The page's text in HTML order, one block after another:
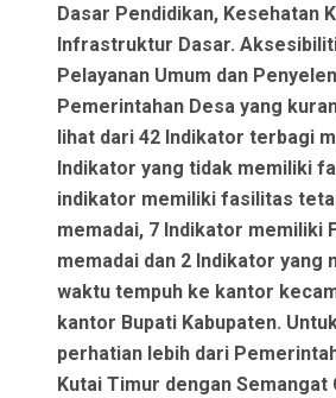
Dasar Pendidikan, Kesehatan
Infrastruktur Dasar.
Pelayanan Umum dan
Pemerintahan Desa yang
lihat dari 42 Indikator terbagi
Indikator yang tidak memiliki
indikator memiliki fasilitas
memadai, 7 Indikator memiliki
memadai dan 2 Indikator yang
waktu tempuh ke kantor
kantor Bupati Kabupaten.
perhatian lebih dari
Kutai Timur dengan Semangat